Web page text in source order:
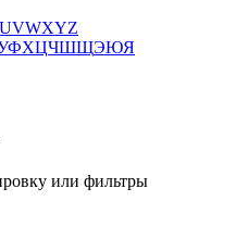
UVWXYZ
ФХЦЧШЩЭЮЯ
или фильтры